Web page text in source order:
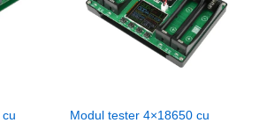
Modul tester 4×18650 cu